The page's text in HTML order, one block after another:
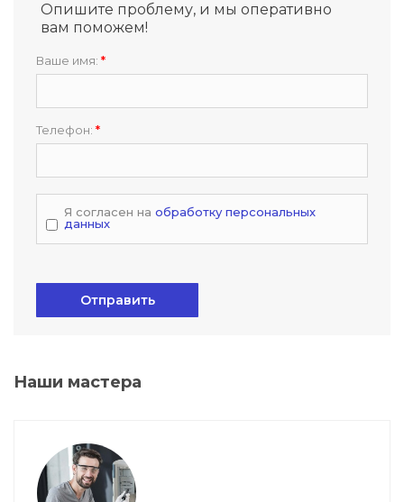
Опишите проблему, и мы оперативно
вам поможем!
Ваше имя: *
Телефон: *
Я согласен на обработку персональных
данных
Отправить
Наши мастера